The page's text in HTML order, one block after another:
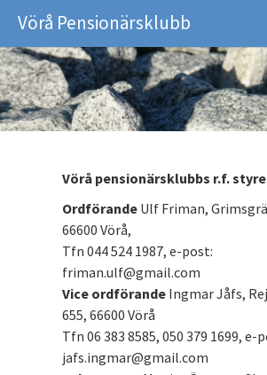
Vörå Pensionärsklubb
Vörå pensionärsklubbs r.f.
Ordförande Ulf Friman,
66600 Vörå,
Tfn 044 524 1987, e-post:
friman.ulf@gmail.com
Vice ordförande Ingmar Jåfs,
655, 66600 Vörå
Tfn 06 383 8585, 050 379 1699, e-
jafs.ingmar@gmail.com